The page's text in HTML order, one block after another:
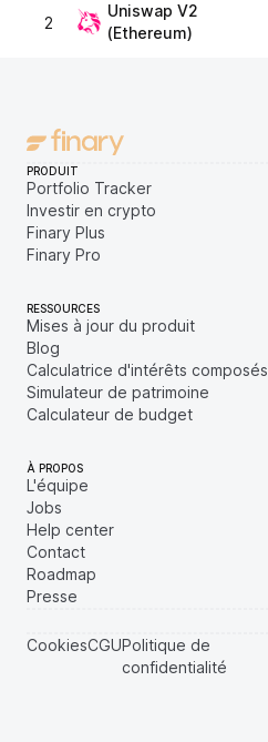
2
Uniswap V2
(Ethereum)
PRODUIT
Portfolio Tracker
Investir en crypto
Finary Plus
Finary Pro
RESSOURCES
Mises à jour du produit
Blog
Calculatrice d'intérêts composés
Simulateur de patrimoine
Calculateur de budget
À PROPOS
L'équipe
Jobs
Help center
Contact
Roadmap
Presse
CookiesCGUPolitique de
confidentialité